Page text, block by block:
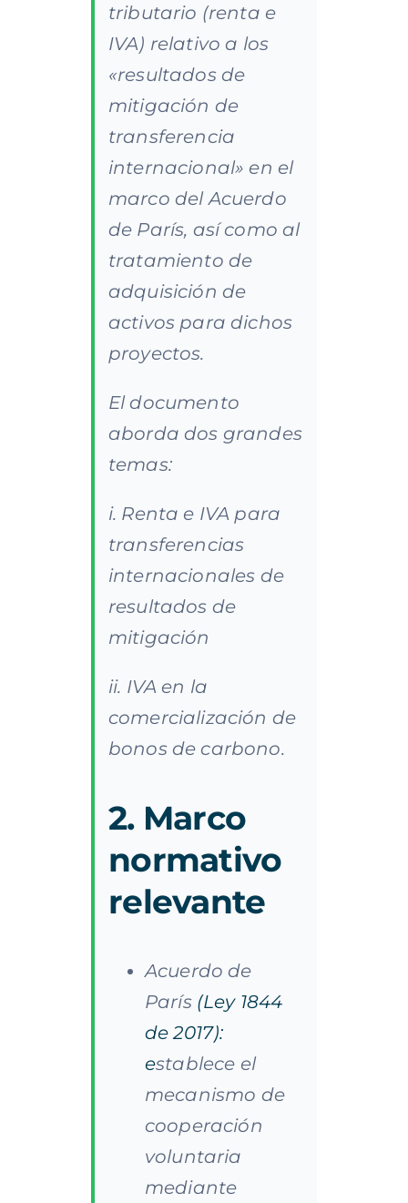
tributario (renta e
IVA) relativo a los
«resultados de
mitigación de
transferencia
internacional» en el
marco del Acuerdo
de París, así como al
tratamiento de
adquisición de
activos para dichos
proyectos.
El documento
aborda dos grandes
temas:
i. Renta e IVA para
transferencias
internacionales de
resultados de
mitigación
ii. IVA en la
comercialización de
bonos de carbono.
2. Marco
normativo
relevante
Acuerdo de
París (Ley 1844
de 2017):
establece el
mecanismo de
cooperación
voluntaria
mediante